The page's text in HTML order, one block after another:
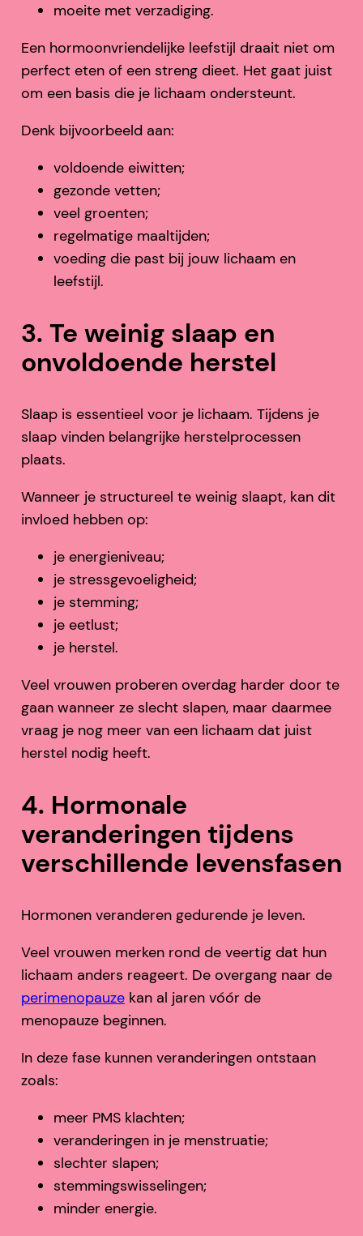
moeite met verzadiging.
Een hormoonvriendelijke leefstijl draait niet om
perfect eten of een streng dieet. Het gaat juist
om een basis die je lichaam ondersteunt.
Denk bijvoorbeeld aan:
voldoende eiwitten;
gezonde vetten;
veel groenten;
regelmatige maaltijden;
voeding die past bij jouw lichaam en
leefstijl.
3. Te weinig slaap en
onvoldoende herstel
Slaap is essentieel voor je lichaam. Tijdens je
slaap vinden belangrijke herstelprocessen
plaats.
Wanneer je structureel te weinig slaapt, kan dit
invloed hebben op:
je energieniveau;
je stressgevoeligheid;
je stemming;
je eetlust;
je herstel.
Veel vrouwen proberen overdag harder door te
gaan wanneer ze slecht slapen, maar daarmee
vraag je nog meer van een lichaam dat juist
herstel nodig heeft.
4. Hormonale
veranderingen tijdens
verschillende levensfasen
Hormonen veranderen gedurende je leven.
Veel vrouwen merken rond de veertig dat hun
lichaam anders reageert. De overgang naar de
perimenopauzekan al jaren vóór de
menopauze beginnen.
In deze fase kunnen veranderingen ontstaan
zoals:
meer PMS klachten;
veranderingen in je menstruatie;
slechter slapen;
stemmingswisselingen;
minder energie.